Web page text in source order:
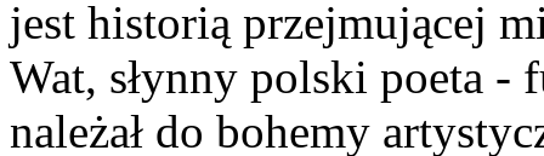
jest historią przejmującej
Wat, słynny polski poeta -
należał do bohemy